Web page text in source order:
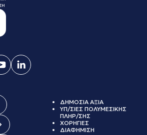
ΔΗΜΟΣΙΑ ΑΞΙΑ
ΥΠ/ΣΙΕΣ ΠΟΛΥΜΕΣΙΚΗΣ
ΠΛΗΡ/ΣΗΣ
ΧΟΡΗΓΙΕΣ
ΔΙΑΦΗΜΙΣΗ